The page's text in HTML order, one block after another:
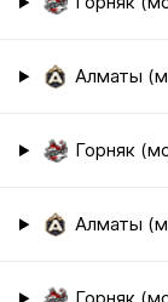
Алматы
Горняк
Алматы